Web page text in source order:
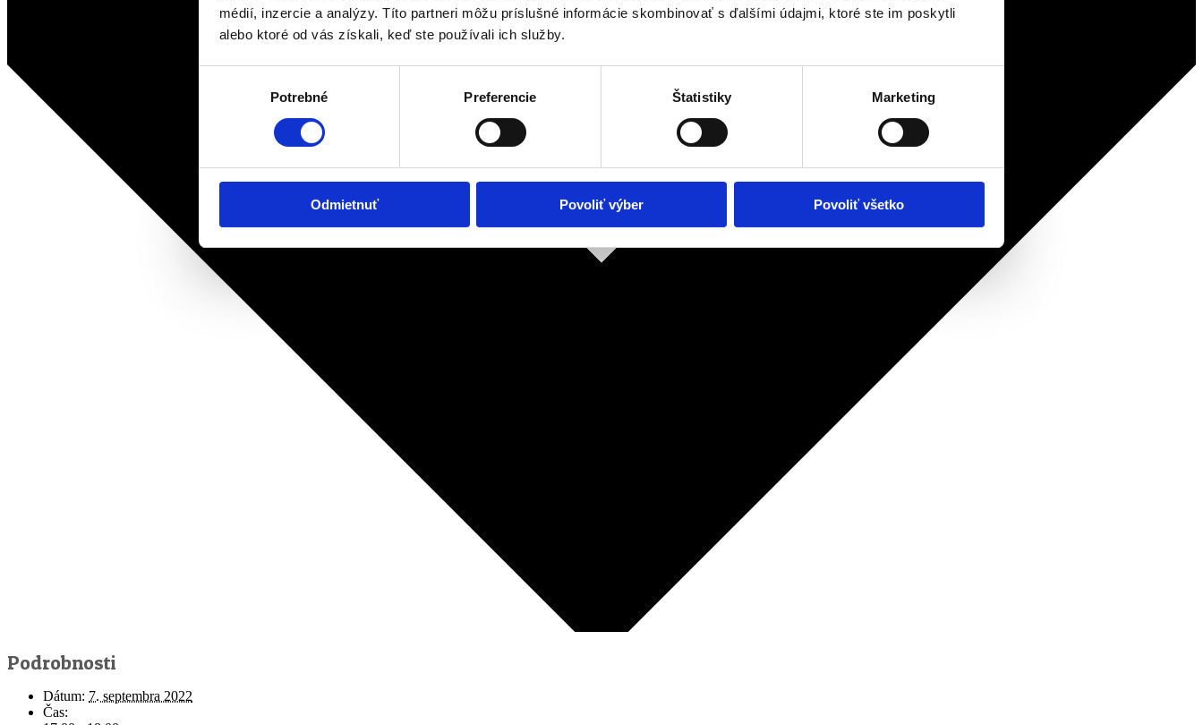
médií, inzercie a analýzy. Títo partneri môžu príslušné informácie skombinovať s ďalšími údajmi, ktoré ste im poskytli
alebo ktoré od vás získali, keď ste používali ich služby.
Potrebné Preferencie Štatistiky Marketing
Odmietnuť Povoliť výber Povoliť všetko
Podrobnosti
Dátum: 7. septembra 2022
Čas: